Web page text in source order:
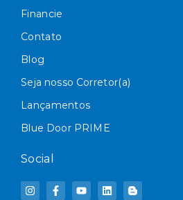
Financie
Contato
Blog
Seja nosso Corretor(a)
Lançamentos
Blue Door PRIME
Social